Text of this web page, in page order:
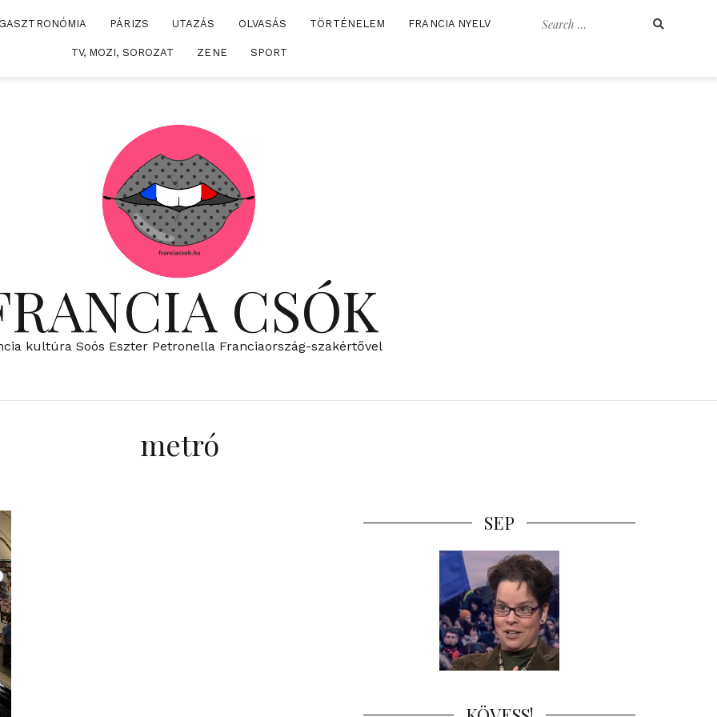
Search
GASZTRONÓMIA PÁRIZS UTAZÁS OLVASÁS TÖRTÉNELEM FRANCIA NYELV
TV, MOZI, SOROZAT ZENE SPORT
CSÓK
kultúra Soós Eszter Petronella Franciaország-szakértővel
metró
SEP